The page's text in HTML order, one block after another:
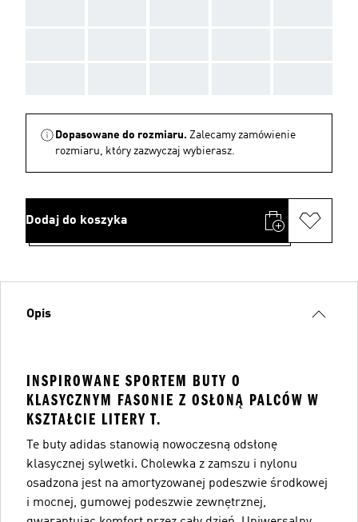
Dopasowane do rozmiaru. Zalecamy zamówienie
rozmiaru, który zazwyczaj wybierasz.
Dodaj do koszyka
Opis
INSPIROWANE SPORTEM BUTY O
KLASYCZNYM FASONIE Z OSŁONĄ PALCÓW W
KSZTAŁCIE LITERY T.
Te buty adidas stanowią nowoczesną odsłonę
klasycznej sylwetki. Cholewka z zamszu i nylonu
osadzona jest na amortyzowanej podeszwie środkowej
i mocnej, gumowej podeszwie zewnętrznej,